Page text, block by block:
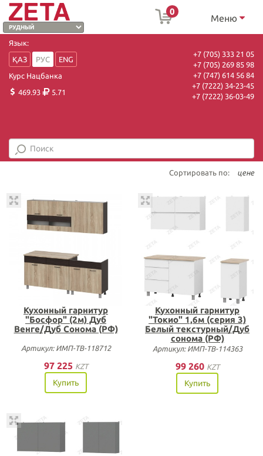
0
Меню
Язык:
ҚАЗ
РУС
ENG
Курс Нацбанка
469.93
5.71
+7 (705) 333 21 05
+7 (705) 269 85 98
+7 (747) 614 56 84
+7 (7222) 34-23-45
+7 (7222) 36-03-49
Сортировать по: цене
Кухонный гарнитур
"Босфор" (2м) Дуб
Венге/Дуб Сонома (РФ)
Артикул: ИМП-ТВ-118712
97 225 KZT
Купить
Кухонный гарнитур
"Токио" 1,6м (серия 3)
Белый текстурный/Дуб
сонома (РФ)
Артикул: ИМП-ТВ-114363
99 260 KZT
Купить